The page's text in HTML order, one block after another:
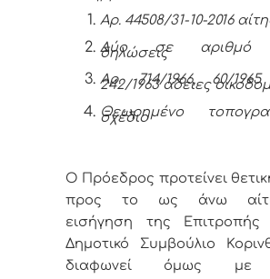
Αρ. 44508/31-10-2016
Δύο σε αριθμό
δηλώσεις
Αρ. 714/1966, 60/
242/1963 άδειες
Θεωρημένο
σχέδιο
Ο Πρόεδρος προτείνει
προς το ως άνω
εισήγηση της Επιτροπής
Δημοτικό Συμβούλιο
διαφωνεί όμως με